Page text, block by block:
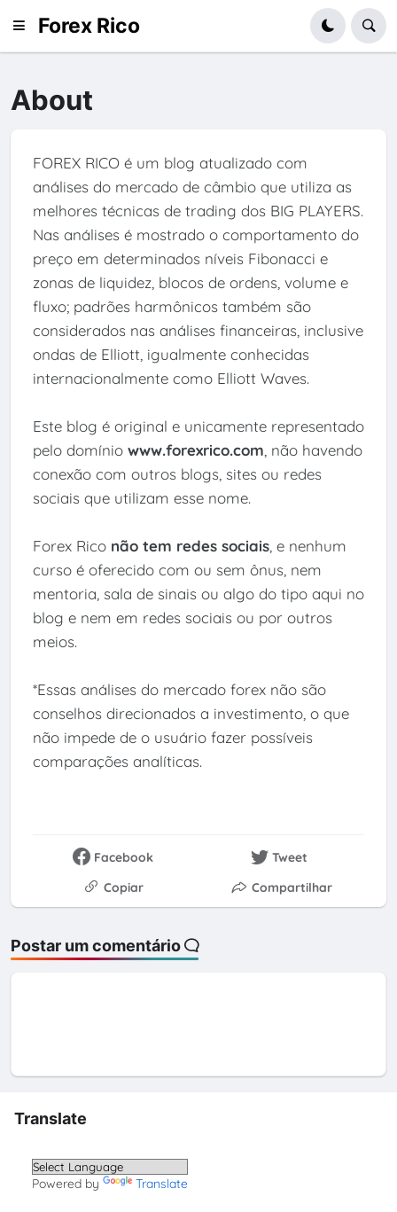
Forex Rico
About
FOREX RICO é um blog atualizado com
análises do mercado de câmbio que utiliza as
melhores técnicas de trading dos BIG PLAYERS.
Nas análises é mostrado o comportamento do
preço em determinados níveis Fibonacci e
zonas de liquidez, blocos de ordens, volume e
fluxo; padrões harmônicos também são
considerados nas análises financeiras, inclusive
ondas de Elliott, igualmente conhecidas
internacionalmente como Elliott Waves.
Este blog é original e unicamente representado
pelo domínio www.forexrico.com, não havendo
conexão com outros blogs, sites ou redes
sociais que utilizam esse nome.
Forex Rico não tem redes sociais, e nenhum
curso é oferecido com ou sem ônus, nem
mentoria, sala de sinais ou algo do tipo aqui no
blog e nem em redes sociais ou por outros
meios.
*Essas análises do mercado forex não são
conselhos direcionados a investimento, o que
não impede de o usuário fazer possíveis
comparações analíticas.
Facebook
Tweet
Copiar
Compartilhar
Postar um comentário
Translate
Powered by Translate